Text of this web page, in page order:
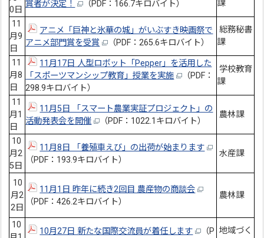
0日
賞者が決定！
（PDF：166.7キロバイト）
課
11
月9
日
アニメ「巨神と氷華の城」がいぶすき映画祭で
アニメ部門賞を受賞
（PDF：265.6キロバイト）
総務秘書
課
11
月8
日
11月17日 人型ロボット「Pepper」を活用した
「スポーツマンシップ教育」授業を実施
（PDF：
298.9キロバイト）
学校教育
課
11
月1
日
11月5日 「スマート農業実証プロジェクト」の
活動発表会を開催
（PDF：1022.1キロバイト）
農林課
10
月2
5日
11月8日 「養殖車えび」の出荷が始まります
（PDF：193.9キロバイト）
水産課
10
月2
2日
11月1日 昨年に続き2回目 農産物の商談会
（PDF：426.2キロバイト）
農林課
10
10月27日 新たな国際交流員が着任します
（P 地域づく